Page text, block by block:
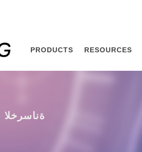
PRODUCTS RESOURCES
ماكينة